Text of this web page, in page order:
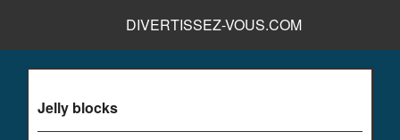
DIVERTISSEZ-VOUS.COM
Jelly blocks